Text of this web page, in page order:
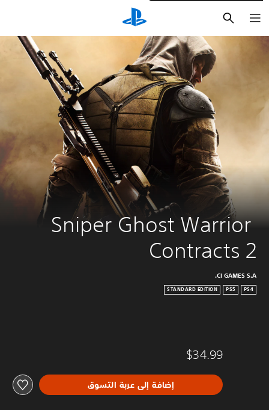
Sniper Ghost Warrior
Contracts 2
CI GAMES S.A.
PS4
PS5
STANDARD EDITION
$34.99
إضافة إلى عربة التسوق